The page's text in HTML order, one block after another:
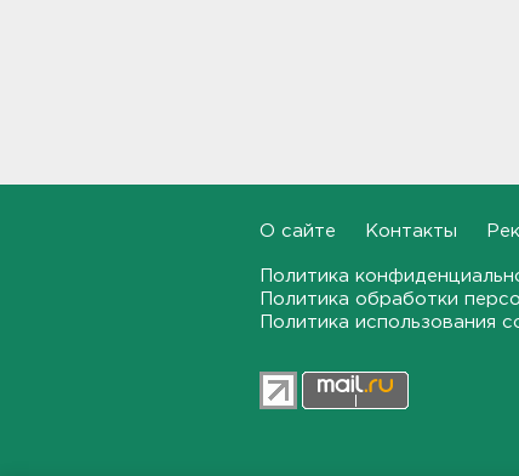
не позволяет "вздохнуть
Ленобласть обеспечили 220
О сайте Контакты
Политика
Политика обработки
Политика использования